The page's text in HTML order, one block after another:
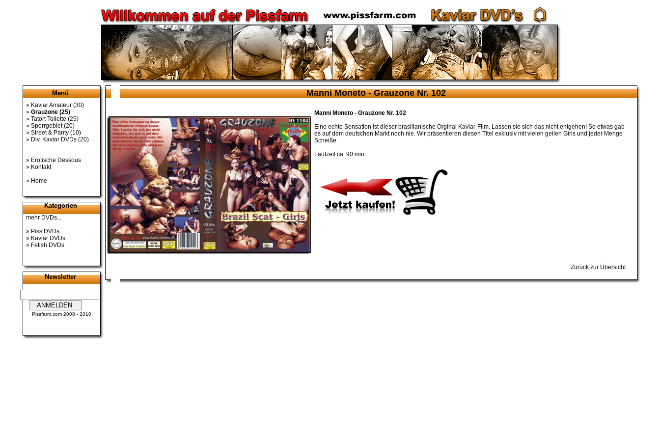
Menü
» Kaviar Amateur(30)
» Grauzone(25)
» Tatort Toilette (25)
» Sperrgebiet(20)
» Street & Panty(10)
» Div. Kaviar DVDs(20)
» Erotische Dessous
» Kontakt
» Home
Kategorien
mehr DVDs...
» Piss DVDs
» Kaviar DVDs
» Fetish DVDs
Newsletter
Pissfarm.com2008 - 2010
Manni Moneto - Grauzone Nr. 102
Manni Moneto - Grauzone Nr. 102
Eine echte Sensation ist dieser brasilianische Orginal Kaviar-Film. Lassen sie sich das nicht entgehen! So etwas gab
es auf dem deutschen Markt noch nie. Wir präsentieren diesen Titel exklusiv mit vielen geilen Girls und jeder Menge
Scheiße.
Laufzeit ca. 90 min
Zurück zur Übersicht